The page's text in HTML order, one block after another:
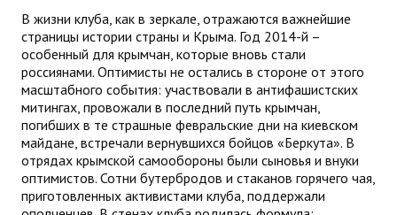
В жизни клуба, как в зеркале, отражаются важнейшие
страницы истории страны и Крыма. Год 2014-й –
особенный для крымчан, которые вновь стали
россиянами. Оптимисты не остались в стороне от этого
масштабного события: участвовали в антифашистских
митингах, провожали в последний путь крымчан,
погибших в те страшные февральские дни на киевском
майдане, встречали вернувшихся бойцов «Беркута». В
отрядах крымской самообороны были сыновья и внуки
оптимистов. Сотни бутербродов и стаканов горячего чая,
приготовленных активистами клуба, поддержали